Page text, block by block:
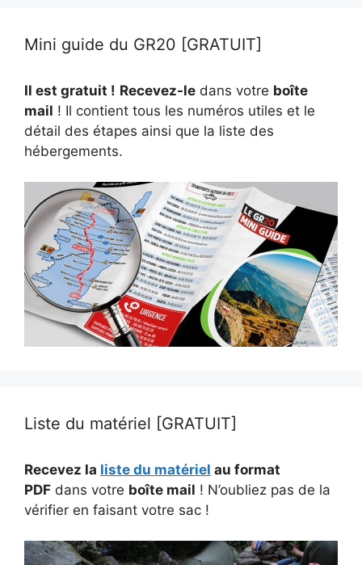
Mini guide du GR20 [GRATUIT]
Il est gratuit ! Recevez-le dans votre boîte
mail ! Il contient tous les numéros utiles et le
détail des étapes ainsi que la liste des
hébergements.
Liste du matériel [GRATUIT]
Recevez la liste du matériel au format
PDF dans votre boîte mail ! N’oubliez pas de la
vérifier en faisant votre sac !